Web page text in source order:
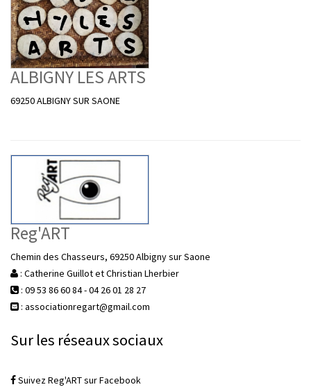
ALBIGNY LES ARTS
69250 ALBIGNY SUR SAONE
Reg'ART
Chemin des Chasseurs, 69250 Albigny sur Saone
: Catherine Guillot et Christian Lherbier
: 09 53 86 60 84 - 04 26 01 28 27
: associationregart@gmail.com
Sur les réseaux sociaux
Suivez Reg'ART sur Facebook